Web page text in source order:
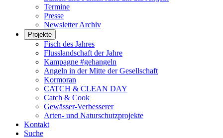
Termine
Presse
Newsletter Archiv
Projekte
Fisch des Jahres
Flusslandschaft der Jahre
Kampagne #gehangeln
Angeln in der Mitte der Gesellschaft
Kormoran
CATCH & CLEAN DAY
Catch & Cook
Gewässer-Verbesserer
Arten- und Naturschutzprojekte
Kontakt
Suche